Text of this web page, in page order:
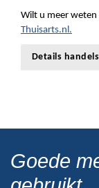
Wilt u meer weten
Thuisarts.nl.
Details
Goede